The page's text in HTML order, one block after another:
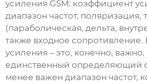
усиления GSM: коэффициент
диапазон частот, поляризация,
(параболическая, дельта,
также входное
усиления – это, конечно, важно,
единственный определяющий
менее важен диапазон частот,